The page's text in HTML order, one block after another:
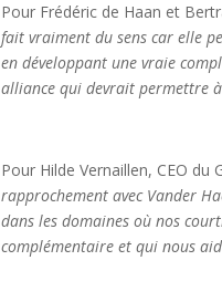
Pour Frédéric de Haan et
fait vraiment du sens car elle
en développant une vraie
alliance qui devrait permettre
Pour Hilde Vernaillen, CEO
rapprochement avec Vander
dans les domaines où nos
complémentaire et qui nous